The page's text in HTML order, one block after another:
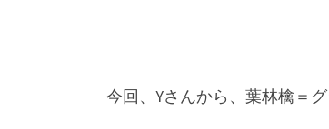
今回、Yさんから、葉林檎＝